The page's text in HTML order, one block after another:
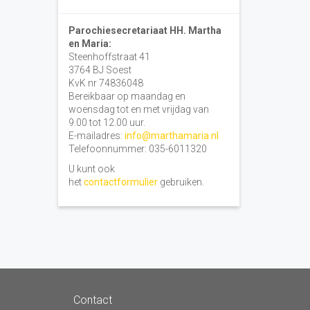
Parochiesecretariaat HH. Martha
en Maria:
Steenhoffstraat 41
3764 BJ Soest
KvK nr 74836048
Bereikbaar op maandag en
woensdag tot en met vrijdag van
9.00 tot 12.00 uur.
E-mailadres: info@marthamaria.nl
Telefoonnummer: 035-6011320
U kunt ook
hetcontactformuliergebruiken.
Contact